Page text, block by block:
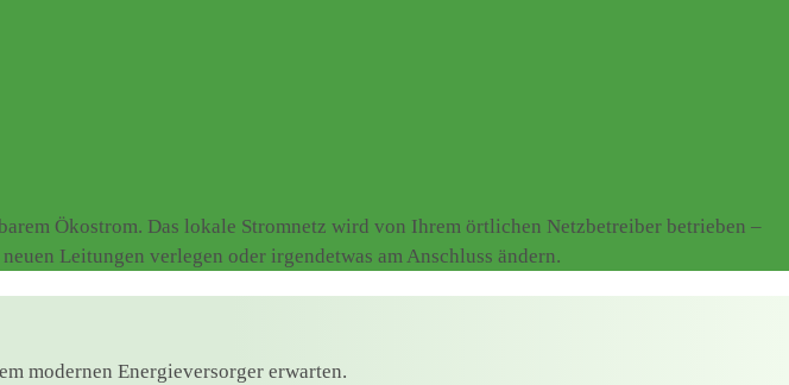
Ökostrom. Das lokale Stromnetz wird von Ihrem örtlichen Netzbetreiber betrieben –
Leitungen verlegen oder irgendetwas am Anschluss ändern.
modernen Energieversorger erwarten.